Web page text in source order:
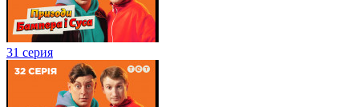
31 серия